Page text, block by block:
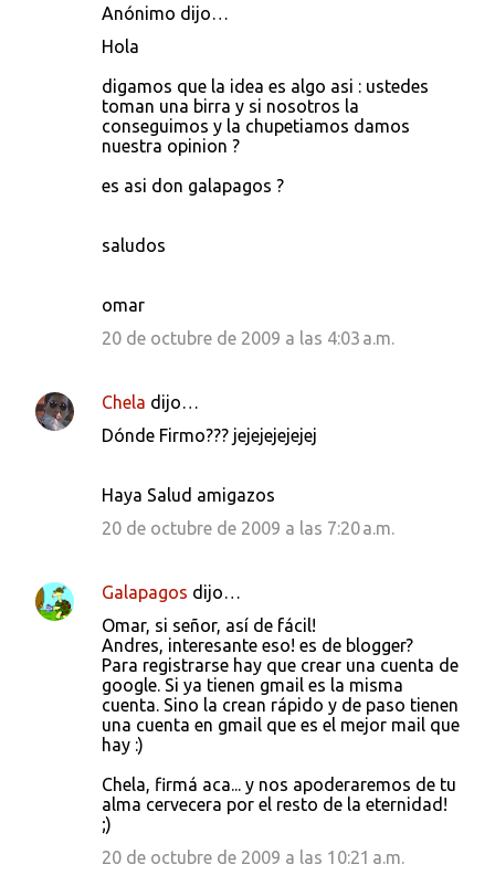
Anónimo dijo…
Hola
digamos que la idea es algo asi : ustedes
toman una birra y si nosotros la
conseguimos y la chupetiamos damos
nuestra opinion ?
es asi don galapagos ?
saludos
omar
20 de octubre de 2009 a las 4:03 a.m.
Chela dijo…
Dónde Firmo??? jejejejejejej
Haya Salud amigazos
20 de octubre de 2009 a las 7:20 a.m.
Galapagos dijo…
Omar, si señor, así de fácil!
Andres, interesante eso! es de blogger?
Para registrarse hay que crear una cuenta de
google. Si ya tienen gmail es la misma
cuenta. Sino la crean rápido y de paso tienen
una cuenta en gmail que es el mejor mail que
hay :)
Chela, firmá aca... y nos apoderaremos de tu
alma cervecera por el resto de la eternidad!
;)
20 de octubre de 2009 a las 10:21 a.m.